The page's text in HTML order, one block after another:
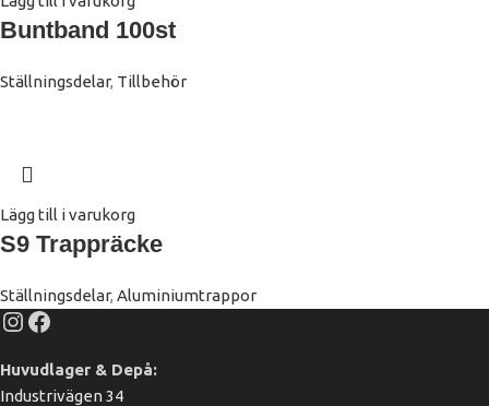
Buntband 100st
Ställningsdelar, Tillbehör
Lägg till i varukorg
S9 Trappräcke
Ställningsdelar, Aluminiumtrappor
Huvudlager & Depå:
Industrivägen 34